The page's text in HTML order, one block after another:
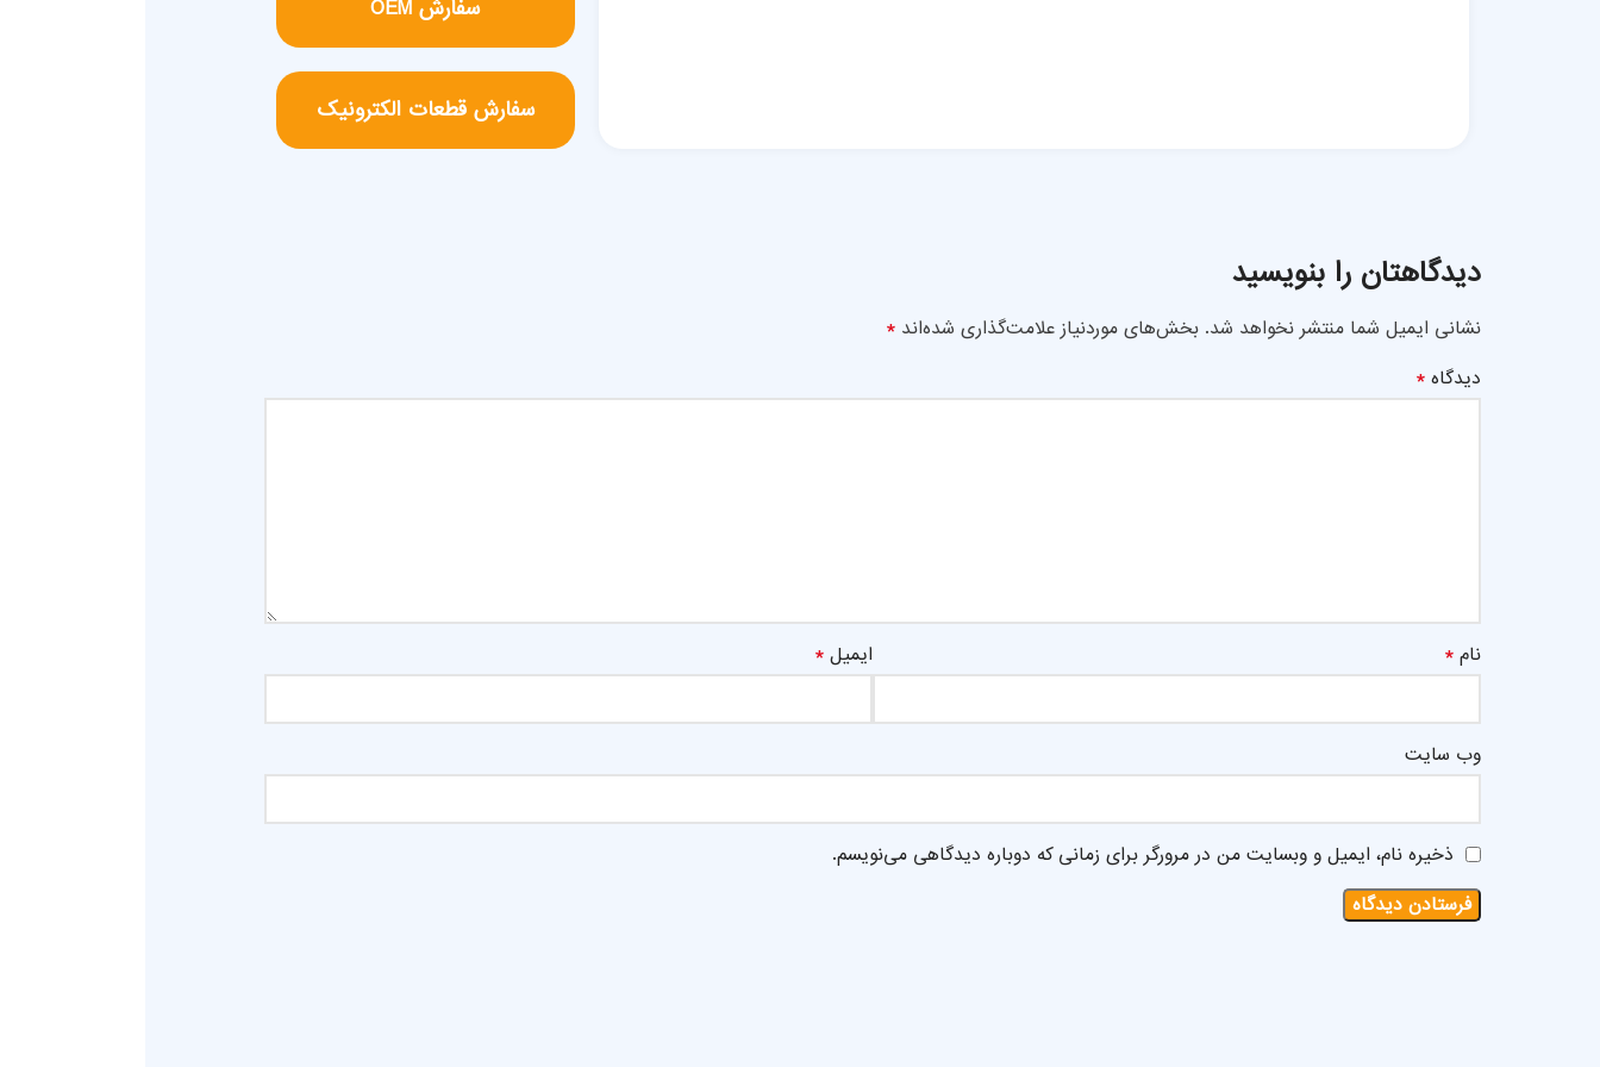
سفارش OEM
سفارش قطعات الکترونیک
دیدگاهتان را بنویسید
نشانی ایمیل شما منتشر نخواهد شد. بخش‌های موردنیاز علامت‌گذاری شده‌اند *
دیدگاه *
نام * ایمیل *
وب‌ سایت
ذخیره نام، ایمیل و وبسایت من در مرورگر برای زمانی که دوباره دیدگاهی می‌نویسم.